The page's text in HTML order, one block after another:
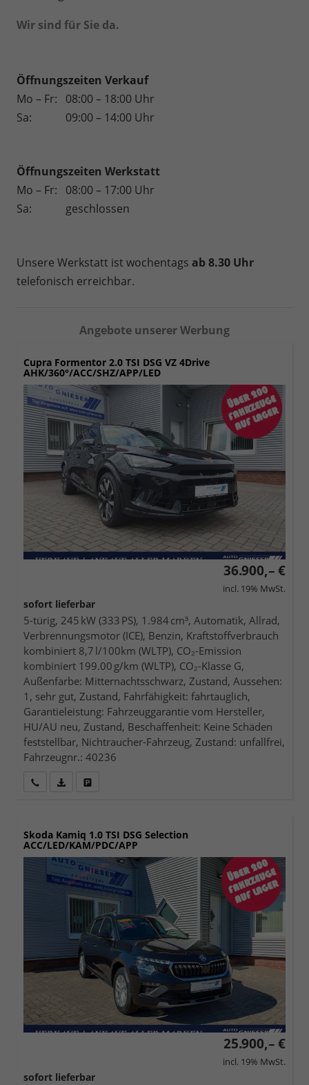
Wir sind für Sie da.
Öffnungszeiten Verkauf
Mo – Fr: 08:00 – 18:00 Uhr
Sa:
09:00 – 14:00 Uhr
Öffnungszeiten Werkstatt
Mo – Fr: 08:00 – 17:00 Uhr
Sa:
geschlossen
Unsere Werkstatt ist wochentags ab 8.30 Uhr
telefonisch erreichbar.
Angebote unserer Werbung
Cupra Formentor 2.0 TSI DSG VZ 4Drive
AHK/360°/ACC/SHZ/APP/LED
36.900,– €
incl. 19% MwSt.
sofort lieferbar
5-türig, 245 kW (333 PS), 1.984 cm³, Automatik, Allrad,
Verbrennungsmotor (ICE), Benzin, Kraftstoffverbrauch
kombiniert 8,7 l/100km (WLTP), CO₂-Emission
kombiniert 199.00 g/km (WLTP), CO₂-Klasse G,
Außenfarbe: Mitternachtsschwarz, Zustand, Aussehen:
1, sehr gut, Zustand, Fahrfähigkeit: fahrtauglich,
Garantieleistung: Fahrzeuggarantie vom Hersteller,
HU/AU neu, Zustand, Beschaffenheit: Keine Schäden
feststellbar, Nichtraucher-Fahrzeug, Zustand: unfallfrei,
Fahrzeugnr.: 40236
Wir rufen Sie anFahrzeugexposé (PDF)
Skoda Kamiq 1.0 TSI DSG Selection
ACC/LED/KAM/PDC/APP
25.900,– €
incl. 19% MwSt.
sofort lieferbar